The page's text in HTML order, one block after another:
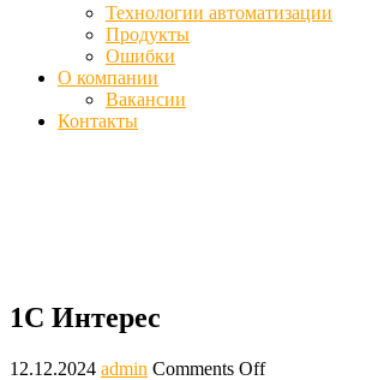
Технологии автоматизации
Продукты
Ошибки
О компании
Вакансии
Контакты
1С Интерес
12.12.2024 admin Comments Off